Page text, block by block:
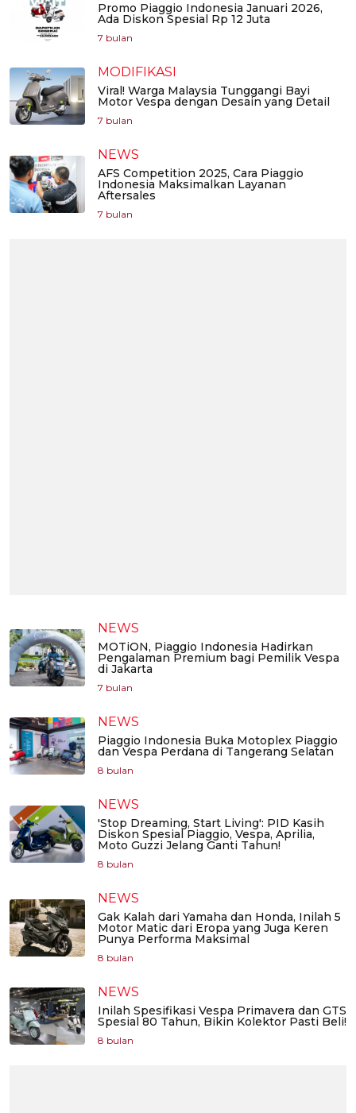
Promo Piaggio Indonesia Januari 2026,
Ada Diskon Spesial Rp 12 Juta
7 bulan
MODIFIKASI
Viral! Warga Malaysia Tunggangi Bayi
Motor Vespa dengan Desain yang Detail
7 bulan
NEWS
AFS Competition 2025, Cara Piaggio
Indonesia Maksimalkan Layanan
Aftersales
7 bulan
NEWS
MOTiON, Piaggio Indonesia Hadirkan
Pengalaman Premium bagi Pemilik Vespa
di Jakarta
7 bulan
NEWS
Piaggio Indonesia Buka Motoplex Piaggio
dan Vespa Perdana di Tangerang Selatan
8 bulan
NEWS
'Stop Dreaming, Start Living': PID Kasih
Diskon Spesial Piaggio, Vespa, Aprilia,
Moto Guzzi Jelang Ganti Tahun!
8 bulan
NEWS
Gak Kalah dari Yamaha dan Honda, Inilah 5
Motor Matic dari Eropa yang Juga Keren
Punya Performa Maksimal
8 bulan
NEWS
Inilah Spesifikasi Vespa Primavera dan GTS
Spesial 80 Tahun, Bikin Kolektor Pasti Beli!
8 bulan